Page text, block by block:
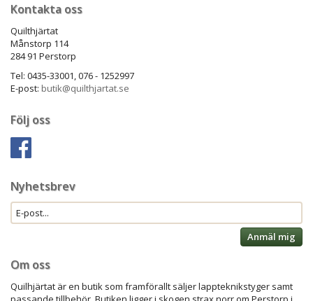
Kontakta oss
Quilthjärtat
Månstorp 114
284 91 Perstorp
Tel: 0435-33001, 076 - 1252997
E-post: butik@quilthjartat.se
Följ oss
Nyhetsbrev
Anmäl mig
Om oss
Quilhjärtat är en butik som framförallt säljer lappteknikstyger samt